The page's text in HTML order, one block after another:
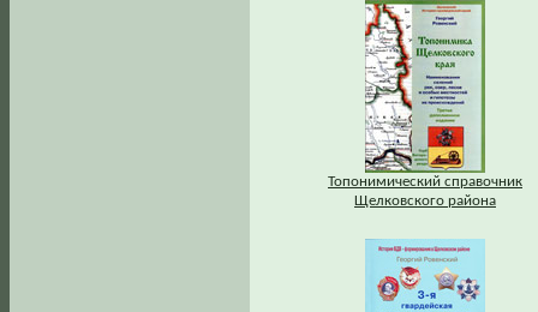
Топонимический справочник
Щелковского района